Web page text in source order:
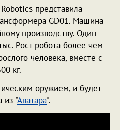
представила
GD01. Машина
производству. Один
Рост робота более чем
человека, вместе с
кг.
оружием, и будет
из "Аватара".